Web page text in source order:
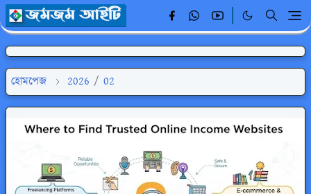
হোমপেজ 2026 / 02